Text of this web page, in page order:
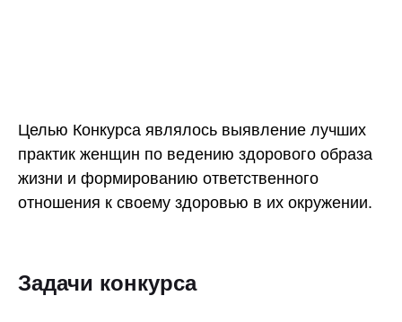
Целью Конкурса являлось выявление лучших
практик женщин по ведению здорового образа
жизни и формированию ответственного
отношения к своему здоровью в их окружении.
Задачи конкурса